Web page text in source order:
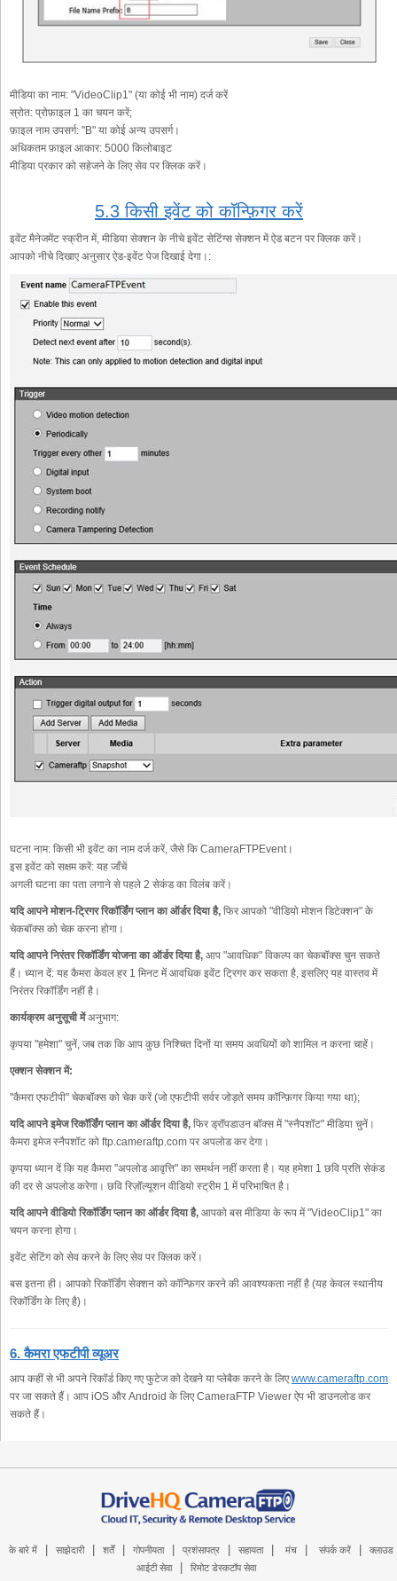
मीडिया का नाम: "VideoClip1" (या कोई भी नाम) दर्ज करें
स्रोत: प्रोफ़ाइल 1 का चयन करें;
फ़ाइल नाम उपसर्ग: "B" या कोई अन्य उपसर्ग।
अधिकतम फ़ाइल आकार: 5000 किलोबाइट
मीडिया प्रकार को सहेजने के लिए सेव पर क्लिक करें।
5.3 किसी इवेंट को कॉन्फ़िगर करें
इवेंट मैनेजमेंट स्क्रीन में, मीडिया सेक्शन के नीचे इवेंट सेटिंग्स सेक्शन में ऐड बटन पर क्लिक करें।
आपको नीचे दिखाए अनुसार ऐड-इवेंट पेज दिखाई देगा।:
घटना नाम: किसी भी इवेंट का नाम दर्ज करें, जैसे कि CameraFTPEvent।
इस इवेंट को सक्षम करें: यह जाँचें
अगली घटना का पता लगाने से पहले 2 सेकंड का विलंब करें।
यदि आपने मोशन-ट्रिगर रिकॉर्डिंग प्लान का ऑर्डर दिया है, फिर आपको "वीडियो मोशन डिटेक्शन" के
चेकबॉक्स को चेक करना होगा।
यदि आपने निरंतर रिकॉर्डिंग योजना का ऑर्डर दिया है, आप "आवधिक" विकल्प का चेकबॉक्स चुन सकते
हैं। ध्यान दें: यह कैमरा केवल हर 1 मिनट में आवधिक इवेंट ट्रिगर कर सकता है, इसलिए यह वास्तव में
निरंतर रिकॉर्डिंग नहीं है।
कार्यक्रम अनुसूची मेंअनुभाग:
कृपया "हमेशा" चुनें, जब तक कि आप कुछ निश्चित दिनों या समय अवधियों को शामिल न करना चाहें।
एक्शन सेक्शन में:
"कैमरा एफटीपी" चेकबॉक्स को चेक करें (जो एफटीपी सर्वर जोड़ते समय कॉन्फ़िगर किया गया था);
यदि आपने इमेज रिकॉर्डिंग प्लान का ऑर्डर दिया है, फिर ड्रॉपडाउन बॉक्स में "स्नैपशॉट" मीडिया चुनें।
कैमरा इमेज स्नैपशॉट को ftp.cameraftp.com पर अपलोड कर देगा।
कृपया ध्यान दें कि यह कैमरा "अपलोड आवृत्ति" का समर्थन नहीं करता है। यह हमेशा 1 छवि प्रति सेकंड
की दर से अपलोड करेगा। छवि रिज़ॉल्यूशन वीडियो स्ट्रीम 1 में परिभाषित है।
यदि आपने वीडियो रिकॉर्डिंग प्लान का ऑर्डर दिया है, आपको बस मीडिया के रूप में "VideoClip1" का
चयन करना होगा।
इवेंट सेटिंग को सेव करने के लिए सेव पर क्लिक करें।
बस इतना ही। आपको रिकॉर्डिंग सेक्शन को कॉन्फ़िगर करने की आवश्यकता नहीं है (यह केवल स्थानीय
रिकॉर्डिंग के लिए है)।
6. कैमरा एफटीपी व्यूअर
आप कहीं से भी अपने रिकॉर्ड किए गए फुटेज को देखने या प्लेबैक करने के लिएwww.cameraftp.com
पर जा सकते हैं। आप iOS और Android के लिए CameraFTP Viewer ऐप भी डाउनलोड कर
सकते हैं।
के बारे में साझेदारी शर्तें गोपनीयता प्रशंसापत्र सहायता मंच संपर्क करें
क्लाउड
आईटी सेवा
रिमोट डेस्कटॉप सेवा